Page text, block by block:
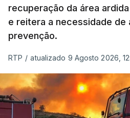
recuperação da área
e reitera a necessidade de
prevenção.
RTP / atualizado 9 Agosto 2026,